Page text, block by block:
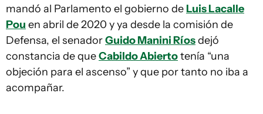
mandó al Parlamento el gobierno deLuis Lacalle
Pou en abril de 2020 y ya desde la comisión de
Defensa, el senadorGuido Manini Ríosdejó
constancia de queCabildo Abiertotenía “una
objeción para el ascenso” y que por tanto no iba a
acompañar.